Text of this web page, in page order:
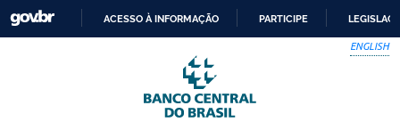
Skip to main content
PARA
O
CONTEÚDO
ACESSO À INFORMAÇÃO PARTICIPE
ENGLISH